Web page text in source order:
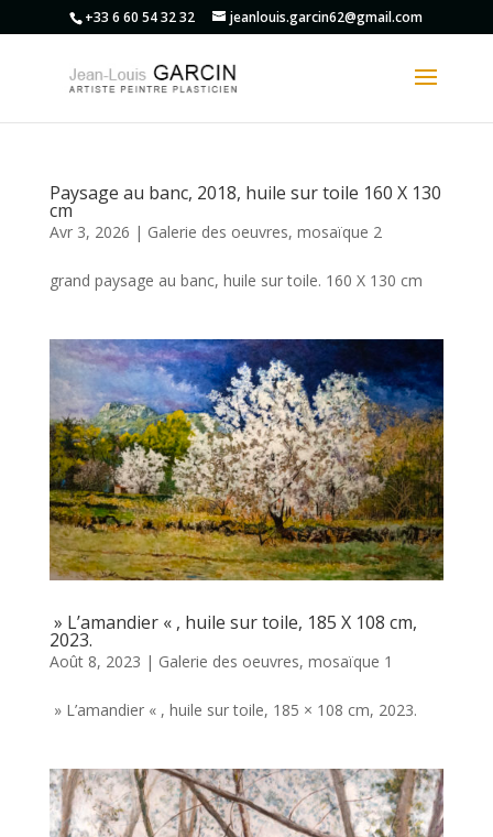
+33 6 60 54 32 32 jeanlouis.garcin62@gmail.com
Paysage au banc, 2018, huile sur toile 160 X 130
cm
Avr 3, 2026 | Galerie des oeuvres, mosaïque 2
grand paysage au banc, huile sur toile. 160 X 130 cm
» L’amandier « , huile sur toile, 185 X 108 cm,
2023.
Août 8, 2023 | Galerie des oeuvres, mosaïque 1
» L’amandier « , huile sur toile, 185 × 108 cm, 2023.